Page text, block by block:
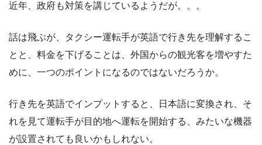
近年、政府も対策を講じているようだが。。。
話は飛ぶが、タクシー運転手が英語で行き先を理解するこ
とと、料金を下げることは、外国からの観光客を増やすた
めに、一つのポイントになるのではないだろうか。
行き先を英語でインプットすると、日本語に変換され、そ
れを見て運転手が目的地へ運転を開始する、みたいな機器
が設置されても良いかもしれない。